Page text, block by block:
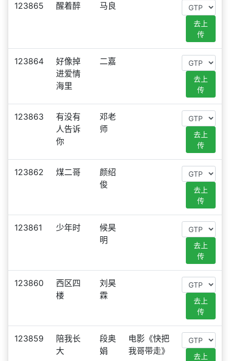
123865 醒着醉 马良
去上
传
123864
好像掉
进爱情
海里
二嘉
去上
传
123863
有没有
人告诉
你
邓老
师
去上
传
123862 煤二哥
颜绍
俊
去上
传
123861 少年时
候昊
明
去上
传
123860
西区四
楼
刘昊
霖
去上
传
123859
陪我长
大
段奥
娟
电影《快把
我哥带走》
去上